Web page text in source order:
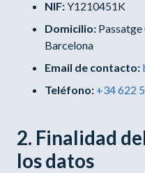
NIF:Y1210451K
Domicilio:
Barcelona
Email de contacto:
Teléfono: +34 622
2. Finalidad
los datos